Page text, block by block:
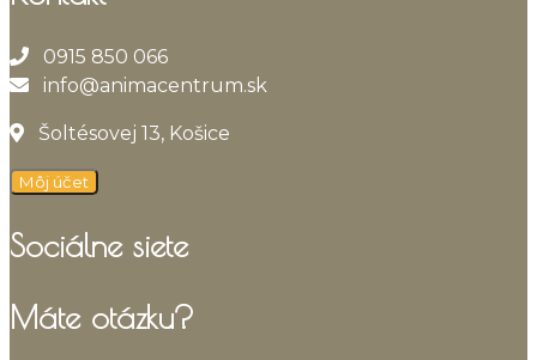
0915 850 066
info@animacentrum.sk
Šoltésovej 13, Košice
Môj účet
Sociálne siete
Máte otázku?